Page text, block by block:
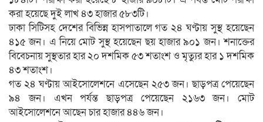
করা হয়েছে দুই লাখ ৪৩ হাজার ৫৮৩টি।
ঢাকা সিটিসহ দেশের বিভিন্ন হাসপাতালে গত ২৪ ঘণ্টায় সুস্থ হয়েছেন
৪১৫ জন। এ নিয়ে মোট সুস্থ হয়েছেন ছয় হাজার ৯০১ জন। শনাক্তের
বিবেচনায় সুস্থতার হার ২০ দশমিক ৫৩ শতাংশ ও মৃত্যুর হার ১ দশমিক
৪৩ শতাংশ।
গত ২৪ ঘণ্টায় আইসোলেশনে এসেছেন ২৫৩ জন। ছাড়পত্র পেয়েছেন
৯৪ জন। এখন পর্যন্ত ছাড়পত্র পেয়েছেন ২১৬৩ জন। মোট
আইসোলেশনে আছেন চার হাজার ৪৪৬ জন।